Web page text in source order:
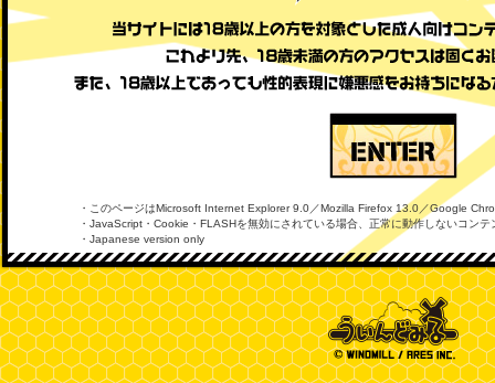
・このページはMicrosoft Internet Explorer 9.0／Mozilla Firefox 13.0／Google
・JavaScript・Cookie・FLASHを無効にされている場合、正常に動作しないコンテ
・Japanese version only